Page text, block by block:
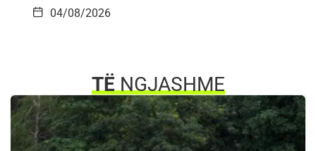
04/08/2026
TËNGJASHME